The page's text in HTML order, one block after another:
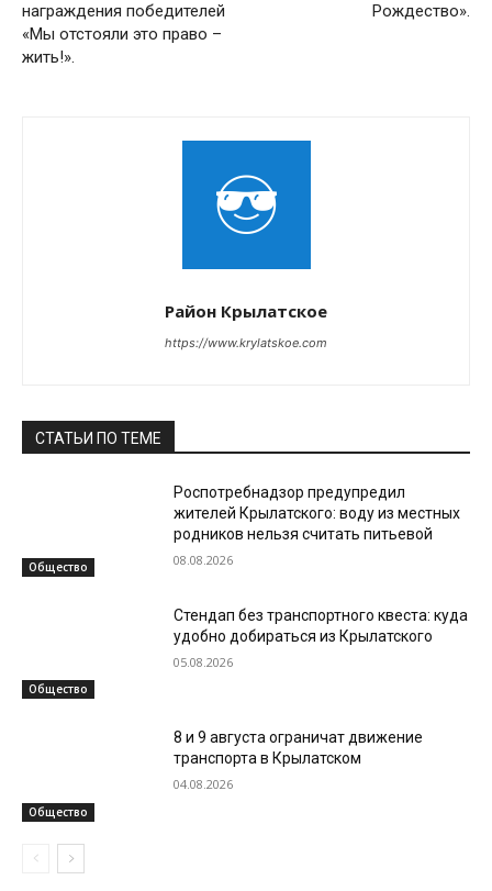
награждения победителей
«Мы отстояли это право –
жить!».
Рождество».
Район Крылатское
https://www.krylatskoe.com
СТАТЬИ ПО ТЕМЕ
Общество
Роспотребнадзор предупредил
жителей Крылатского: воду из местных
родников нельзя считать питьевой
08.08.2026
Общество
Стендап без транспортного квеста: куда
удобно добираться из Крылатского
05.08.2026
Общество
8 и 9 августа ограничат движение
транспорта в Крылатском
04.08.2026